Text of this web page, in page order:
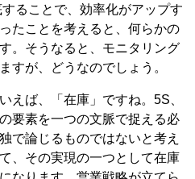
ることで、効率化がアップす
たことを考えると、何らかの
。そうなると、モニタリング
すが、どうなのでしょう。
えば、「在庫」ですね。5S、
要素を一つの文脈で捉える必
で論じるものではないと考え
、その実現の一つとして在庫